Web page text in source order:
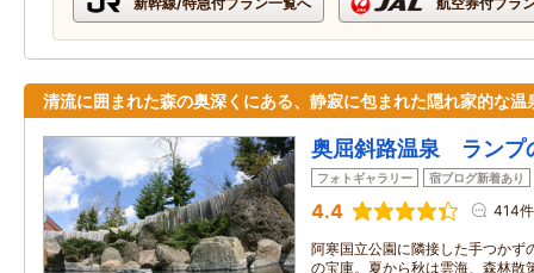
清流に囲まれた森の奥深くにある、静寂に包まれた隠れ家的な温
奥屈斜路温泉 ラン
フォトギャラリー 宿ブログ新着あり
4.4 414件
阿寒国立公園に隣接した手つかず
の宝庫。夏から秋は雲海、森林散